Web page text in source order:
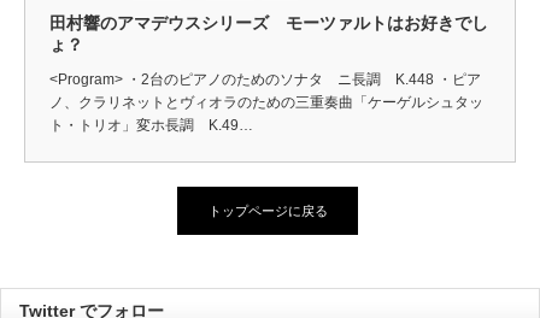
田村響のアマデウスシリーズ モーツァルトはお好きでし
ょ？
<Program> ・2台のピアノのためのソナタ ニ長調 K.448 ・ピア
ノ、クラリネットとヴィオラのための三重奏曲「ケーゲルシュタッ
ト・トリオ」変ホ長調 K.49…
トップページに戻る
Twitter でフォロー